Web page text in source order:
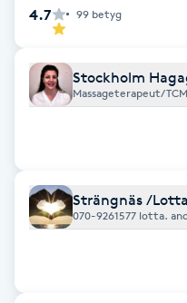
Fibromassage
Fillers
Fotmassage
Fotsvamp
Fotvård
4.7 99 betyg
Stockholm
Massageterapeut/
Strängnäs /Lotta
070-9261577 lotta.